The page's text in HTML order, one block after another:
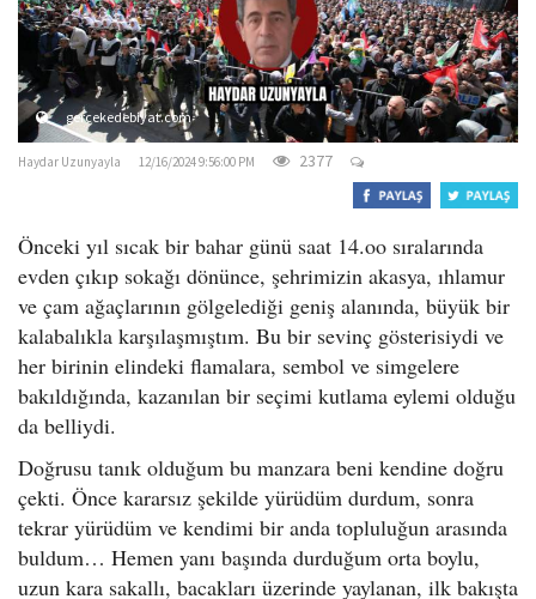
o
n
gercekedebiyat.com
Haydar Uzunyayla 12/16/2024 9:56:00 PM 2377
Önceki yıl sıcak bir bahar günü saat 14.oo sıralarında
evden çıkıp sokağı dönünce, şehrimizin akasya, ıhlamur
ve çam ağaçlarının gölgelediği geniş alanında, büyük bir
kalabalıkla karşılaşmıştım. Bu bir sevinç gösterisiydi ve
her birinin elindeki flamalara, sembol ve simgelere
bakıldığında, kazanılan bir seçimi kutlama eylemi olduğu
da belliydi.
Doğrusu tanık olduğum bu manzara beni kendine doğru
çekti. Önce kararsız şekilde yürüdüm durdum, sonra
tekrar yürüdüm ve kendimi bir anda topluluğun arasında
buldum… Hemen yanı başında durduğum orta boylu,
uzun kara sakallı, bacakları üzerinde yaylanan, ilk bakışta